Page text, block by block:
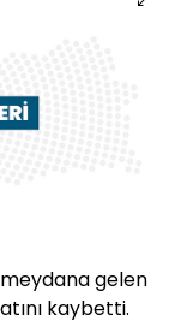
gelen
kaybetti.